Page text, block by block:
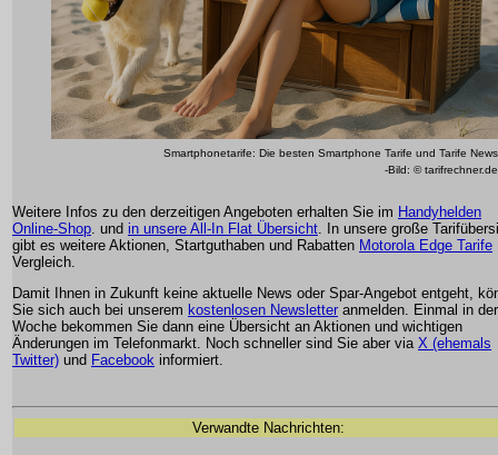
Smartphonetarife: Die besten Smartphone Tarife und Tarife News
-Bild: © tarifrechner.de
Weitere Infos zu den derzeitigen Angeboten erhalten Sie im Handyhelden
Online-Shop . und in unsere All-In Flat Übersicht . In unsere große
gibt es weitere Aktionen, Startguthaben und Rabatten Motorola Edge Tarife
Vergleich.
Damit Ihnen in Zukunft keine aktuelle News oder Spar-Angebot entgeht,
Sie sich auch bei unserem kostenlosen Newsletter anmelden. Einmal in der
Woche bekommen Sie dann eine Übersicht an Aktionen und wichtigen
Änderungen im Telefonmarkt. Noch schneller sind Sie aber via X (ehemals
Twitter) und Facebook informiert.
Verwandte Nachrichten: